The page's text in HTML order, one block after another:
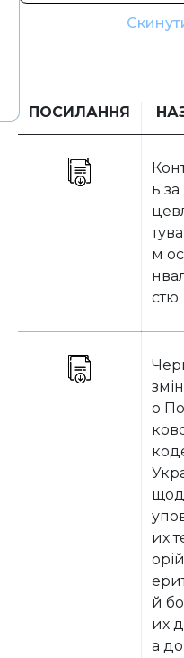
ПОСИЛАННЯ
ь
м
стю
о
их
й
их
а